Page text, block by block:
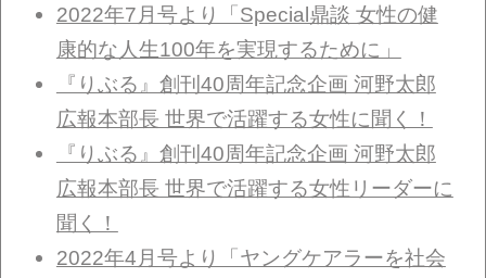
2022年7月号より「Special鼎談 女性の健
康的な人生100年を実現するために」
『りぶる』創刊40周年記念企画 河野太郎
広報本部長 世界で活躍する女性に聞く！
『りぶる』創刊40周年記念企画 河野太郎
広報本部長 世界で活躍する女性リーダーに
聞く！
2022年4月号より「ヤングケアラーを社会